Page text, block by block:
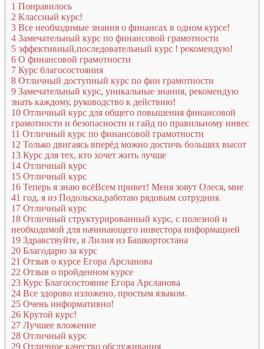
1 Понравилось
2 Классный курс!
3 Все необходимые знания о финансах в одном курсе!
4 Замечательный курс по финансовой грамотности
5 эффективный,последовательный курс ! рекомендую!
6 О финансовой грамотности
7 Курс благосостояния
8 Отличный доступный курс по фин грамотности
9 Замечательный курс, уникальные знания, рекомендую
знать каждому, руководство к действию!
10 Отличный курс для общего повышения финансовой
грамотности и безопасности и гайд по правильному инвес
11 Отличный курс по финансовой грамотности
12 Только двигаясь вперёд можно достичь больших высот
13 Курс для тех, кто хочет жить лучше
14 Отличный курс
15 Отличный курс
16 Теперь я знаю всёВсем привет! Меня зовут Олеся, мне
41 год, я из Подольска,работаю рядовым сотрудник
17 Отличный курс
18 Отличный структурированный курс, с полезной и
необходимой для начинающего инвестора информацией
19 Здравствуйте, я Лилия из Башкортостана
20 Благодарю за курс
21 Отзыв о курсе Егора Арсланова
22 Отзыв о пройденном курсе
23 Курс Благосостояние Егора Арсланова
24 Все здорово изложено, простым языком.
25 Очень информативно!
26 Крутой курс!
27 Лучшее вложение
28 Отличный курс
29 Отличное качество обслуживания